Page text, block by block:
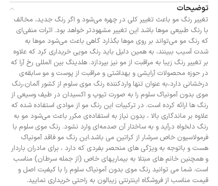
توضیحات
تغییر رنگ مو باعث تغییر کلی در چهره ‌می‌شود و اگر رنگ جدید، مخالف
با رنگ طبیعی مو‌ها باشد این تغییر مشهود‌تر خواهد بود. اثرات منفی‌ای
که رنگ مو می‌تواند بر روی موها بگذارد گاهی باعث می‌شود موها به
شدت آسیب ببینند، به همین دلیل باید رنگ مویی خریداری کرد که علاوه
بر تغییر رنگ زیبا به مراقبت از مو نیز بپردازد. هلدینگ بین المللی رخ آرا که
در حوزه محصولات آرایشی و بهداشتی و مراقبت از پوست و مو سابقه‌ی
درخشانی دارد،به عنوان تنها واردکننده رنگ موی سلوم از کشور آلمان،رنگ
موی بدون آمونیاک سلوم را به صورت تیوپ و اکسیدان در طیف وسیعی از
رنگ ها ارائه کرده است. در ترکیبات این رنگ مو از موادی استفاده شده که
علاوه بر ماندگاری بالا ، بدون نیاز به استفاده‌ی مکرر باعث می‌شود مو به
رنگ دلخواه در‌آید و به ساختار آن صدمه‌ای وارد نشود. رنگ موی سلوم با
فرمولاسیون خاص سرشار از کراتین می باشد.این رنگ مو فاقد آمونیاک
هست و باتوجه به ویژگی های منحصر بفردی که دارد ، برای مادران باردار
و همچنین خانم های مبتلا به بیماریهای خاص (از جمله سرطان) مناسب
است. شما می توانید رنگ موی بدون آمونیاک سلوم را با کیفیت اصل و
قیمت مناسب از فروشگاه اینترنتی زیبالون به راحتی خریداری نمایید.